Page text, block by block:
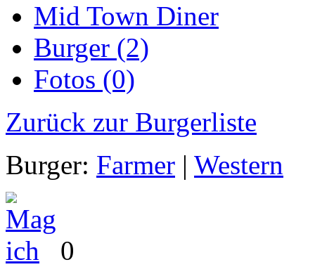
Mid Town Diner
Burger (2)
Fotos (0)
Zurück zur Burgerliste
Burger: Farmer | Western
0